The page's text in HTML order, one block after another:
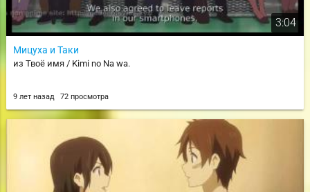
3:04
Мицуха и Таки
из Твоё имя / Kimi no Na wa.
9 лет назад 72 просмотра